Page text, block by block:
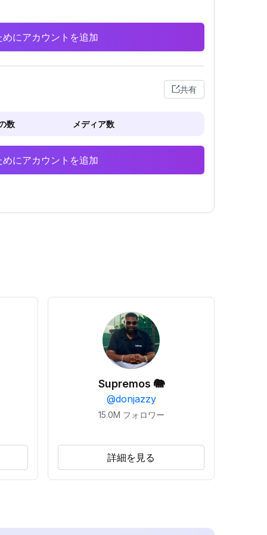
にアカウントを追加
共有
数 メディア数
にアカウントを追加
Supremos 🐘
@donjazzy
15.0M フォロワー
詳細を見る